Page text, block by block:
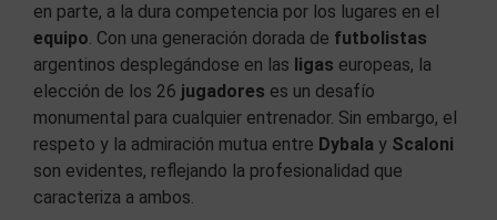
en parte, a la dura competencia por los lugares en el
equipo. Con una generación dorada de futbolistas
argentinos desplegándose en las ligas europeas, la
elección de los 26 jugadores es un desafío
monumental para cualquier entrenador. Sin embargo, el
respeto y la admiración mutua entre Dybala y Scaloni
son evidentes, reflejando la profesionalidad que
caracteriza a ambos.